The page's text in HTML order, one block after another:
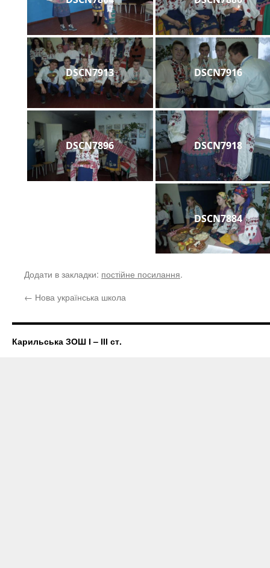
DSCN7913 DSCN7916
DSCN7896 DSCN7918
DSCN7884
Додати в закладки: постійне посилання.
← Нова українська школа
Карильська ЗОШ І – ІІІ ст.